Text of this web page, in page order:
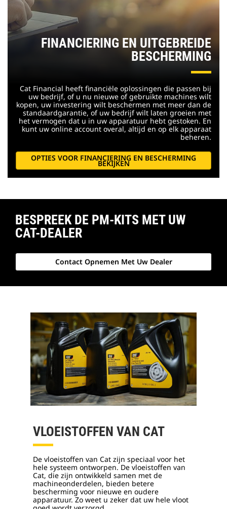
FINANCIERING EN UITGEBREIDE
BESCHERMING
Cat Financial heeft financiële oplossingen die passen bij
uw bedrijf, of u nu nieuwe of gebruikte machines wilt
kopen, uw investering wilt beschermen met meer dan de
standaardgarantie, of uw bedrijf wilt laten groeien met
het vermogen dat u in uw apparatuur hebt gestoken. En
kunt uw online account overal, altijd en op elk apparaat
beheren.
OPTIES VOOR FINANCIERING EN BESCHERMING
BEKIJKEN
BESPREEK DE PM-KITS MET UW
CAT-DEALER
Contact Opnemen Met Uw Dealer
VLOEISTOFFEN VAN CAT
De vloeistoffen van Cat zijn speciaal voor het
hele systeem ontworpen. De vloeistoffen van
Cat, die zijn ontwikkeld samen met de
machineonderdelen, bieden betere
bescherming voor nieuwe en oudere
apparatuur. Zo weet u zeker dat uw hele vloot